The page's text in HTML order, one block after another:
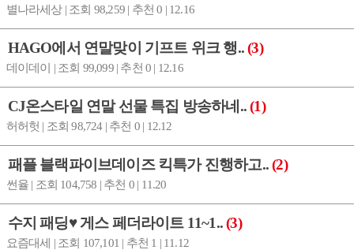
별나라세상 | 조회 98,259 | 추천 0 | 12.16
HAGO에서 연말맞이 기프트 위크 행..(3)
데이데이 | 조회 99,099 | 추천 0 | 12.16
CJ온스타일 연말 선물 특집 방송하네..(1)
허허헛 | 조회 98,724 | 추천 0 | 12.12
패플 블랙파이브데이즈 킥특가 진행하고..(2)
썬율 | 조회 104,758 | 추천 0 | 11.20
수지 패딩♥ 게스 페더라이트 11~1..(3)
요즘대세 | 조회 107,101 | 추천 1 | 11.12